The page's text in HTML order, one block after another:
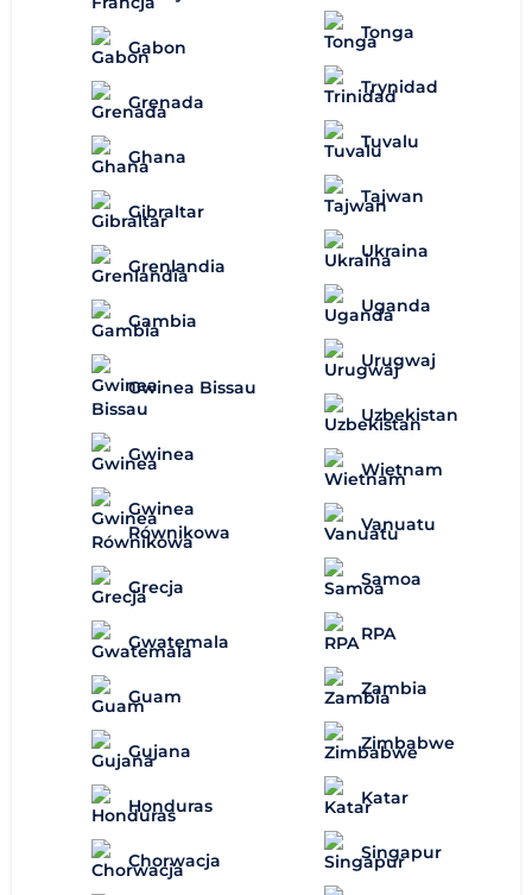
Gabon
Grenada
Ghana
Gibraltar
Grenlandia
Gambia
Gwinea Bissau
Gwinea
Gwinea
Równikowa
Grecja
Gwatemala
Guam
Gujana
Honduras
Chorwacja
Tonga
Trynidad
Tuvalu
Tajwan
Ukraina
Uganda
Urugwaj
Uzbekistan
Wietnam
Vanuatu
Samoa
RPA
Zambia
Zimbabwe
Katar
Singapur